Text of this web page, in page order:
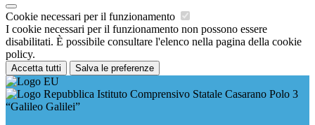
Cookie necessari per il funzionamento
I cookie necessari per il funzionamento non possono essere
disabilitati. È possibile consultare l'elenco nella pagina della cookie
policy.
Accetta tutti Salva le preferenze
Istituto Comprensivo Statale Casarano Polo 3
“Galileo Galilei”